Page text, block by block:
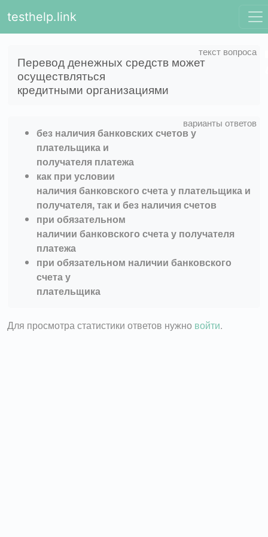
testhelp.link
Перевод денежных средств может
осуществляться
кредитными организациями
без наличия банковских счетов у
плательщика и
получателя платежа
как при условии
наличия банковского счета у плательщика и
получателя, так и без наличия счетов
при обязательном
наличии банковского счета у получателя
платежа
при обязательном наличии банковского
счета у
плательщика
Для просмотра статистики ответов нужно войти.